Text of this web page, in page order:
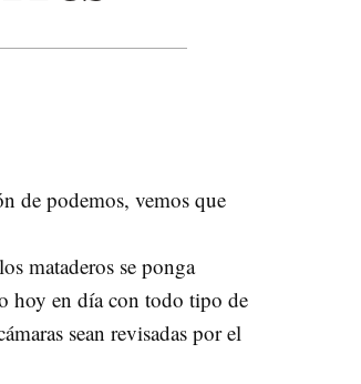
de podemos, vemos que
mataderos se ponga
hoy en día con todo tipo de
sean revisadas por el